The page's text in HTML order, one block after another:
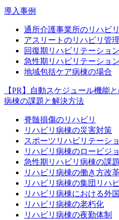
導入事例
通所介護事業所のリハビ
アスリートのリハビリ管
回復期リハビリテーショ
急性期リハビリテーショ
地域包括ケア病棟の場合
【PR】自動スケジュール機能と
病棟の課題と解決方法
脊髄損傷のリハビリ
リハビリ病棟の災害対策
スポーツリハビリテーシ
リハビリ病棟のロービジ
急性期リハビリ病棟の課
リハビリ病棟の働き方改
リハビリ病棟の集団リハ
リハビリ病棟における外
リハビリ病棟の老朽化
リハビリ病棟の夜勤体制